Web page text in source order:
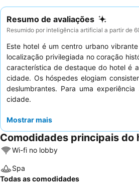
Resumo de avaliações
Resumido por inteligência artificial a partir de
Este hotel é um centro urbano
localização privilegiada no coração
característica de destaque do hotel é
cidade. Os hóspedes elogiam
deslumbrantes. Para uma
cidade.
Mostrar mais
Comodidades principais do
Wi-fi no lobby
Spa
Todas as comodidades